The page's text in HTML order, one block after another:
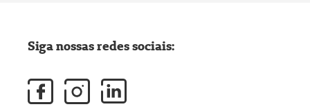
Siga nossas redes sociais: